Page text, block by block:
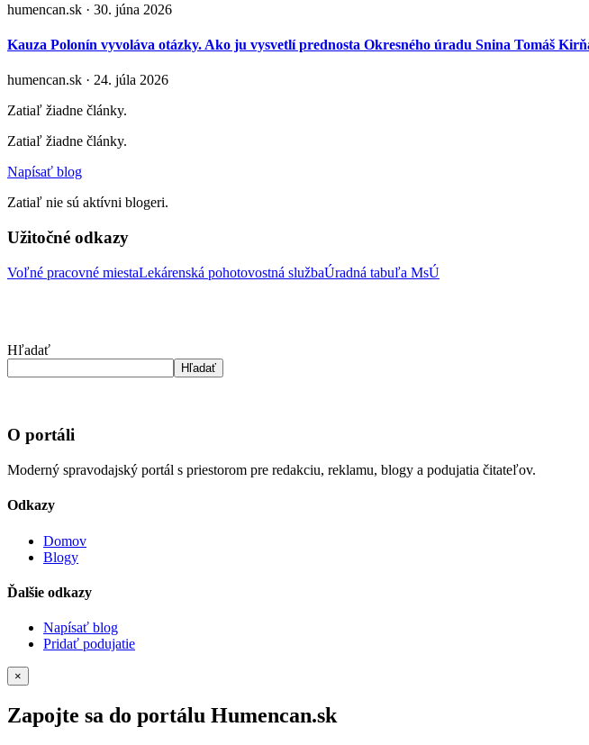
humencan.sk · 30. júna 2026
Kauza Polonín vyvoláva otázky. Ako ju vysvetlí prednosta Okresného úradu Snina Tomáš
humencan.sk · 24. júla 2026
Zatiaľ žiadne články.
Zatiaľ žiadne články.
Napísať blog
Zatiaľ nie sú aktívni blogeri.
Užitočné odkazy
Voľné pracovné miestaLekárenská pohotovostná službaÚradná tabuľa MsÚ
Hľadať
Hľadať
O portáli
Moderný spravodajský portál s priestorom pre redakciu, reklamu, blogy a podujatia čitateľov.
Odkazy
Domov
Blogy
Ďalšie odkazy
Napísať blog
Pridať podujatie
×
Zapojte sa do portálu Humencan.sk